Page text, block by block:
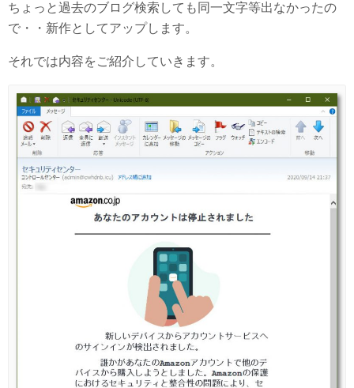
ちょっと過去のブログ検索しても同一文字等出なかったの
で・・新作としてアップします。
それでは内容をご紹介していきます。